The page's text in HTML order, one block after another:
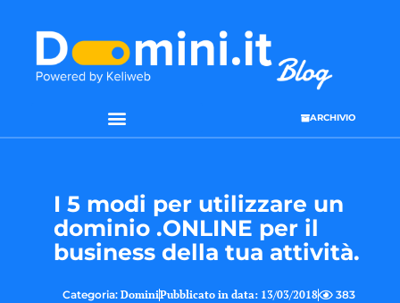
ARCHIVIO
I 5 modi per utilizzare un
dominio .ONLINE per il
business della tua attività.
Categoria: DominiPubblicato in data: 13/03/2018 383